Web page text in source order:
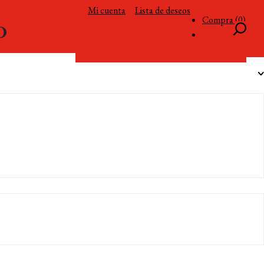
Mi cuenta Lista de deseos
Compra (0)